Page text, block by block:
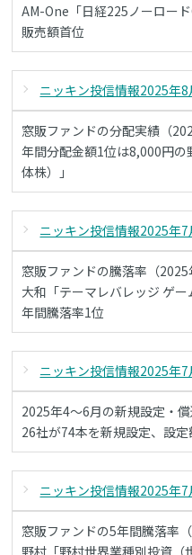
AM-One「日経225ノーロー
販売額首位
ニッキン投信情報2025年8
窓販ファンドの分配実績（
年間分配金額1位は8,000円
体株）」
ニッキン投信情報2025年7
窓販ファンドの騰落率（2025
大和「テーマレバレッジ ゲ
年間騰落率1位
ニッキン投信情報2025年7
2025年4～6月の新規設定・
26社が74本を新規設定、設
ニッキン投信情報2025年7
窓販ファンドの5年間騰落率（
野村「野村世界業種別投資